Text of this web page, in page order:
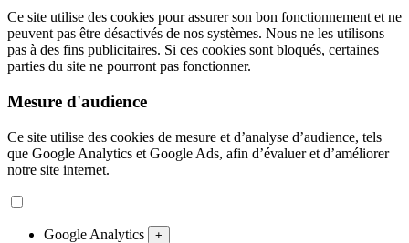
Ce site utilise des cookies pour assurer son bon fonctionnement et ne
peuvent pas être désactivés de nos systèmes. Nous ne les utilisons
pas à des fins publicitaires. Si ces cookies sont bloqués, certaines
parties du site ne pourront pas fonctionner.
Mesure d'audience
Ce site utilise des cookies de mesure et d’analyse d’audience, tels
que Google Analytics et Google Ads, afin d’évaluer et d’améliorer
notre site internet.
Google Analytics +